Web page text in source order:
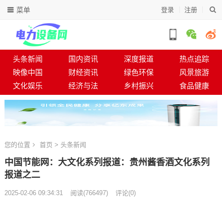
登录 注册
菜单
头条新闻 国内资讯 深度报道
热点追踪
映像中国
财经资讯 绿色环保
风景旅游
文化娱乐
经济与法 乡村振兴 食品健康
您的位置 首页 > 头条新闻
中国节能网：大文化系列报道：贵州酱香酒文化系列
报道之二
2025-02-06 09:34:31 阅读(766497) 评论(0)